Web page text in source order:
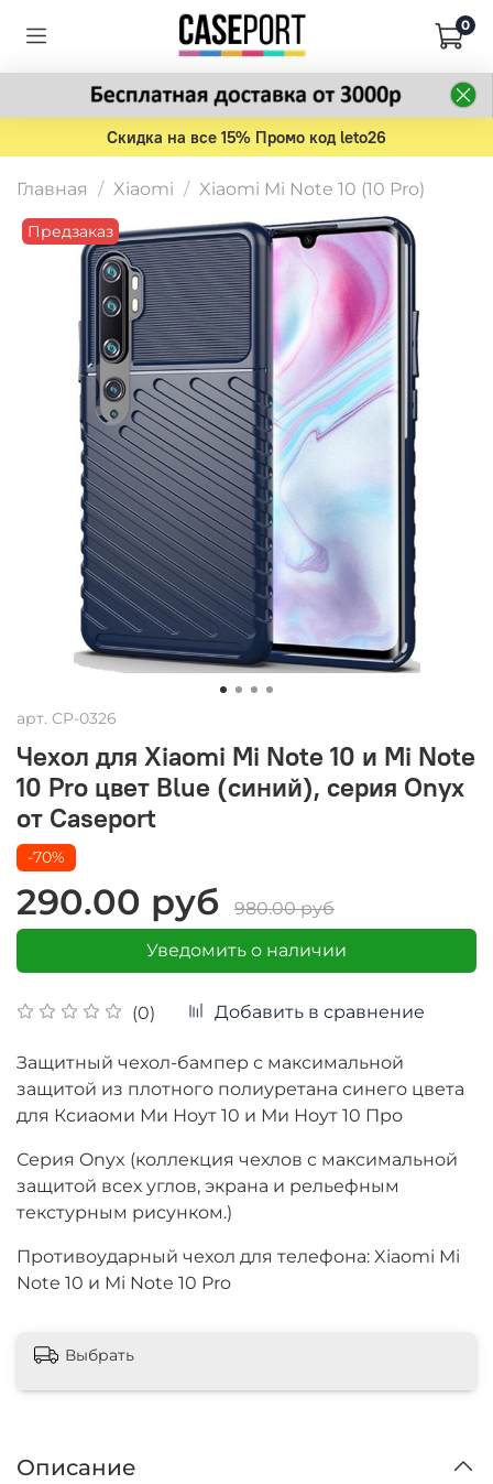
0
Скидка на все 15% Промо код leto26
Главная Xiaomi Xiaomi Mi Note 10 (10 Pro)
Предзаказ
арт. CP-0326
Чехол для Xiaomi Mi Note 10 и Mi Note
10 Pro цвет Blue (синий), серия Onyx
от Caseport
(0) Добавить в сравнение
-70%
290.00 руб
980.00 руб
Уведомить о наличии
Защитный чехол-бампер с максимальной
защитой из плотного полиуретана синего цвета
для Ксиаоми Ми Ноут 10 и Ми Ноут 10 Про
Серия Onyx (коллекция чехлов с максимальной
защитой всех углов, экрана и рельефным
текстурным рисунком.)
Противоударный чехол для телефона: Xiaomi Mi
Note 10 и Mi Note 10 Pro
Выбрать
Описание